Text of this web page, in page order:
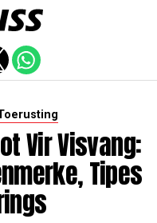
Vir Visvang:
Tipes